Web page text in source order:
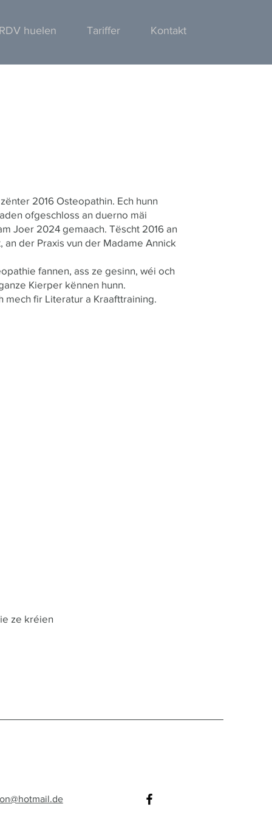
RDV huelen Tariffer Kontakt
2016 Osteopathin. Ech hunn
ofgeschloss an duerno mäi
Joer 2024 gemaach. Tëscht 2016 an
der Praxis vun der Madame Annick
fannen, ass ze gesinn, wéi och
Kierper kënnen hunn.
fir Literatur a Kraafttraining.
ze kréien